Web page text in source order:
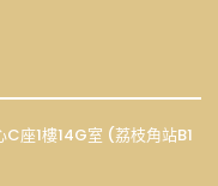
座1樓14G室 (荔枝角站B1